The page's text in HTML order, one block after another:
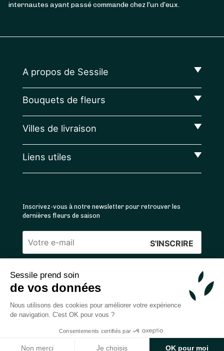
Sessile prend soin
de vos données
Nous utilisons des cookies pour améliorer votre expérience
de navigation. C'est OK pour vous ?
Consentements certifiés par
Non merci Je choisis OK pour moi
Ajouter au panier
internautes ayant passé commande chez l’un d’eux.
A propos de Sessile
Bouquets de fleurs
Villes de livraison
Liens utiles
Inscrivez-vous à notre newsletter pour retrouver les
dernières fleurs de saison
Veuillez
ce
champ
4.4 /5 ⭐ | 120 000+ bouquets livrés |
Achats 100% sécurisés
2026 — © Sessile SAS